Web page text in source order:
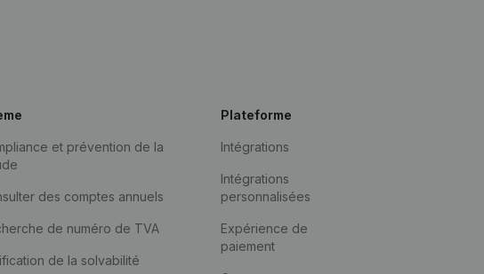
et prévention de la
des comptes annuels
de numéro de TVA
de la solvabilité
Plateforme
Intégrations
Intégrations
personnalisées
Expérience de
paiement